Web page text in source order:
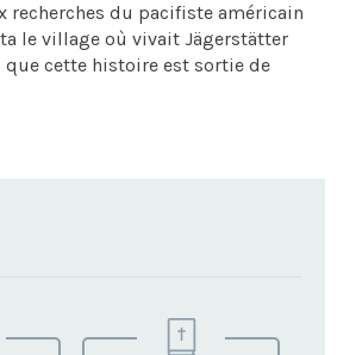
recherches du pacifiste américain
le village où vivait Jägerstätter
que cette histoire est sortie de
VOTRE